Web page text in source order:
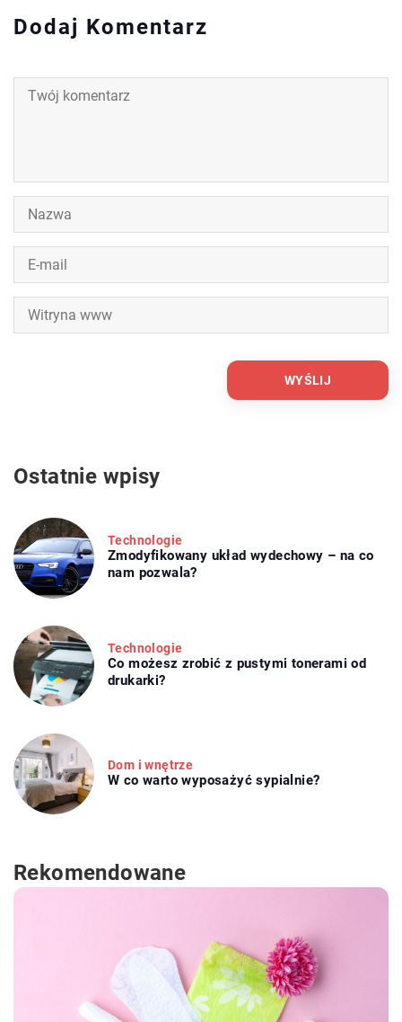
Dodaj Komentarz
Ostatnie wpisy
Technologie
Zmodyfikowany układ wydechowy – na co
nam pozwala?
Technologie
Co możesz zrobić z pustymi tonerami od
drukarki?
Dom i wnętrze
W co warto wyposażyć sypialnie?
Rekomendowane